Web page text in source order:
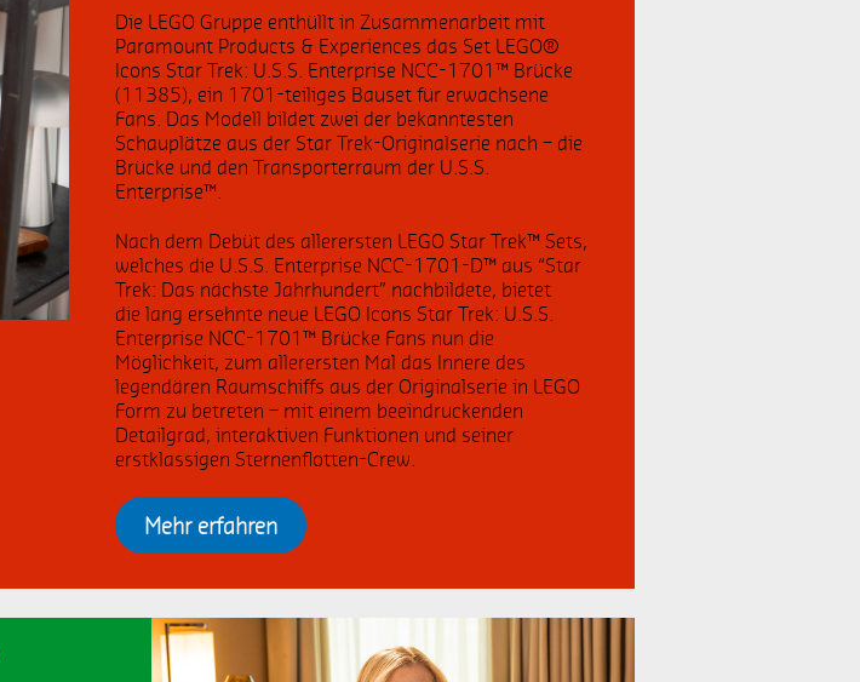
LEGO Speed Champions Rennwagen
Dodge LEGO DC Super Heroes
LEGO Marvel Super Heroes Marvel
Harley-Davidson
LEGO Hidden Side Augmented Reality
Disney Disneyland
Land Rover Auto
ab 2 Jahren X-Wing
IchVermisseDich
Die LEGO Gruppe enthüllt in Zusammenarbeit mit
Paramount Products & Experiences das Set LEGO®
Icons Star Trek: U.S.S. Enterprise NCC-1701™ Brücke
(11385), ein 1701-teiliges Bauset für erwachsene
Fans. Das Modell bildet zwei der bekanntesten
Schauplätze aus der Star Trek-Originalserie nach – die
Brücke und den Transporterraum der U.S.S.
Enterprise™.
Nach dem Debüt des allerersten LEGO Star Trek™ Sets,
welches die U.S.S. Enterprise NCC-1701-D™ aus “Star
Trek: Das nächste Jahrhundert” nachbildete, bietet
die lang ersehnte neue LEGO Icons Star Trek: U.S.S.
Enterprise NCC-1701™ Brücke Fans nun die
Möglichkeit, zum allerersten Mal das Innere des
legendären Raumschiffs aus der Originalserie in LEGO
Form zu betreten – mit einem beeindruckenden
Detailgrad, interaktiven Funktionen und seiner
erstklassigen Sternenflotten-Crew.
Mehr erfahren